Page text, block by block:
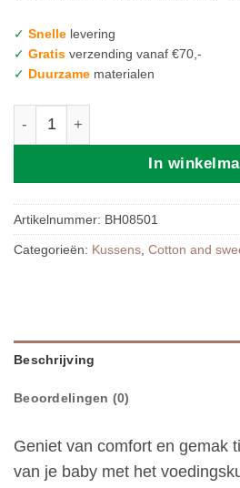
✓ Snelle levering
✓ Gratis verzending vanaf €70,-
✓ Duurzame materialen
Cotton and Sweets
In
Artikelnummer: BH08501
Categorieën: Kussens, Cotton and
Beschrijving
Beoordelingen (0)
Geniet van comfort en gemak
van je baby met het